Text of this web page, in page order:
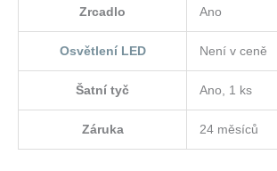
Zrcadlo Ano
Osvětlení LED Není v ceně
Šatní tyč Ano, 1 ks
Záruka 24 měsíců